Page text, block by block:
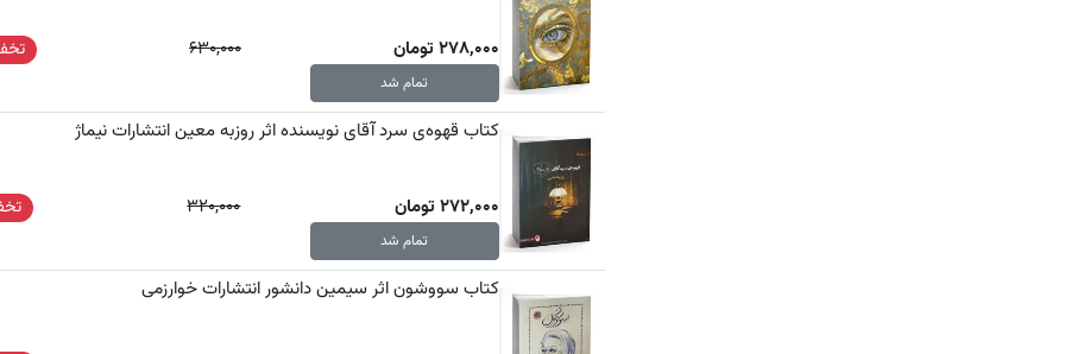
278,000 تومان 630,000
تمام شد
کتاب قهوه‌ی سرد آقای نویسنده اثر روزبه معین انتشارات نیماژ
272,000 تومان 320,000
تمام شد
کتاب سووشون اثر سیمین دانشور انتشارات خوارزمی